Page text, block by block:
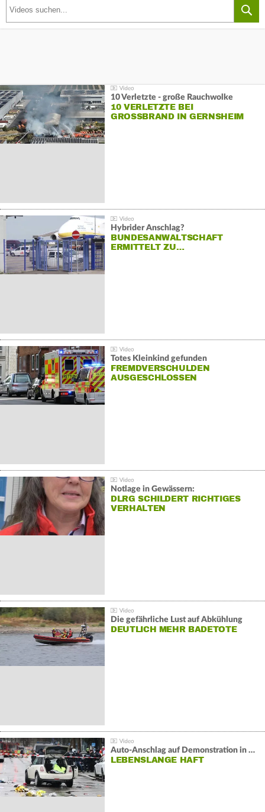
10 Verletzte - große Rauchwolke
10 VERLETZTE BEI
GROSSBRAND IN GERNSHEIM
Hybrider Anschlag?
BUNDESANWALTSCHAFT
ERMITTELT ZU…
Totes Kleinkind gefunden
FREMDVERSCHULDEN
AUSGESCHLOSSEN
Notlage in Gewässern:
DLRG SCHILDERT RICHTIGES
VERHALTEN
Die gefährliche Lust auf Abkühlung
DEUTLICH MEHR BADETOTE
Auto-Anschlag auf Demonstration in München:
LEBENSLANGE HAFT